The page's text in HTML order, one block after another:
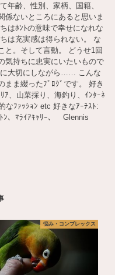
年齢、性別、家柄、国籍、
ないところにあると思いま
はﾎﾝﾄの意味で幸せになれな
は充実感は得られない。 な
と。そして言動。 どうせ1回
気持ちに忠実にいたいもので
大切にしながら…… こんな
まま綴ったﾌﾞﾛｸﾞです。 好き
ｱ、山菜採り、海釣り、ｲﾝﾀｰﾈ
なﾌｧｯｼｮﾝ etc 好きなｱｰﾁｽﾄ:
ﾝ、ﾏﾗｲｱｷｬﾘｰ、 Glennis
悩み・コンプレックス